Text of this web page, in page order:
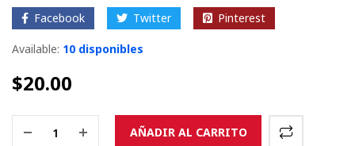
Facebook Twitter Pinterest
Available: 10 disponibles
$20.00
AÑADIR AL CARRITO